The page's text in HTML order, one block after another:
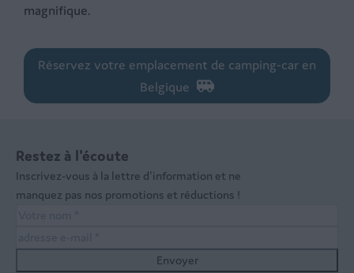
magnifique.
Réservez votre emplacement de camping-car en
Belgique
Restez à l'écoute
Inscrivez-vous à la lettre d'information et ne
manquez pas nos promotions et réductions !
Envoyer